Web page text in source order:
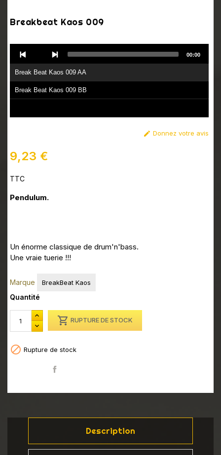
Breakbeat Kaos 009
Player
Break Beat Kaos 009 AA
Break Beat Kaos 009 BB
00:00
 Donnez votre avis
9,23 €
TTC
Pendulum.
Un énorme classique de drum'n'bass.
Une vraie tuerie !!!
Marque BreakBeat Kaos
Quantité
 RUPTURE DE STOCK
 Rupture de stock
Description